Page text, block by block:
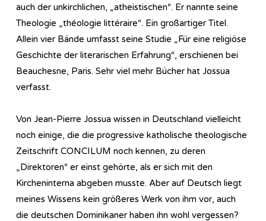
auch der unkirchlichen, „atheistischen“. Er nannte seine
Theologie „théologie littéraire“. Ein großartiger Titel.
Allein vier Bände umfasst seine Studie „Für eine religiöse
Geschichte der literarischen Erfahrung“, erschienen bei
Beauchesne, Paris. Sehr viel mehr Bücher hat Jossua
verfasst.
Von Jean-Pierre Jossua wissen in Deutschland vielleicht
noch einige, die die progressive katholische theologische
Zeitschrift CONCILUM noch kennen, zu deren
„Direktoren“ er einst gehörte, als er sich mit den
Kircheninterna abgeben musste. Aber auf Deutsch liegt
meines Wissens kein größeres Werk von ihm vor, auch
die deutschen Dominikaner haben ihn wohl vergessen?